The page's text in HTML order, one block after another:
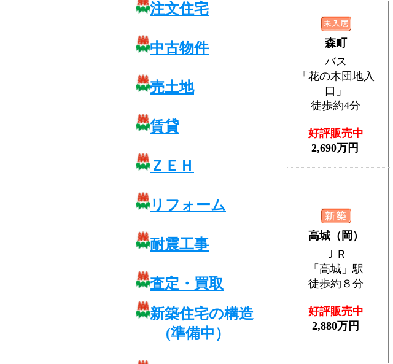
森町
バス
「花の木団地入
口」
徒歩約4分
好評販売中
2,690万円
高城（岡）
ＪＲ
「高城」駅
徒歩約８分
好評販売中
2,880万円
注文住宅
中古物件
売土地
賃貸
ＺＥＨ
リフォーム
耐震工事
査定・買取
新築住宅の構造
(準備中）